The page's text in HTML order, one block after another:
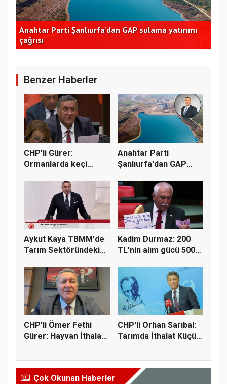
Anahtar Parti Şanlıurfa'dan GAP sulama yatırımı
çağrısı
Benzer Haberler
CHP'li Gürer:
Ormanlarda keçi
Anahtar Parti
Şanlıurfa'dan GAP
Aykut Kaya TBMM'de
Tarım Sektöründeki
Kadim Durmaz: 200
TL'nin alım gücü 500
CHP'li Ömer Fethi
Gürer: Hayvan İthalatı
CHP'li Orhan Sarıbal:
Tarımda İthalat Küçük
Çok Okunan Haberler